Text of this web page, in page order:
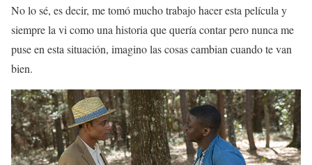
No lo sé, es decir, me tomó mucho trabajo hacer esta película y
siempre la vi como una historia que quería contar pero nunca me
puse en esta situación, imagino las cosas cambian cuando te van
bien.